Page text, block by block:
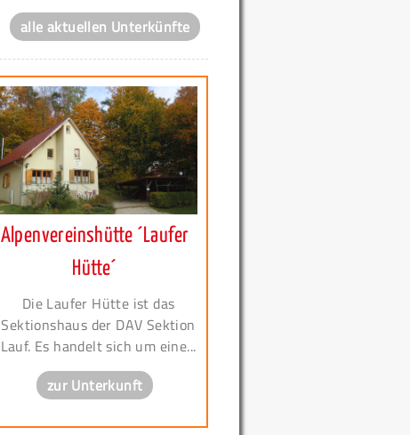
alle aktuellen Unterkünfte
Alpenvereinshütte ´Laufer
Hütte´
Die Laufer Hütte ist das
Sektionshaus der DAV Sektion
Lauf. Es handelt sich um eine...
zur Unterkunft